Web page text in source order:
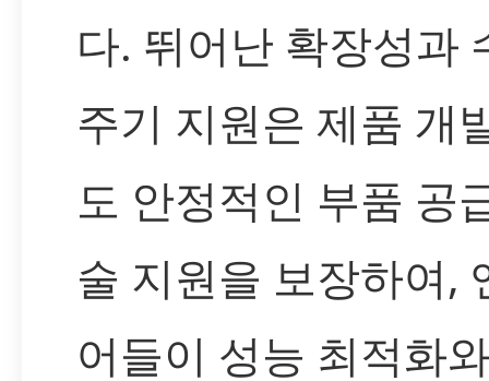
다. 뛰어난 확장성과
주기 지원은 제품 개
도 안정적인 부품 공
술 지원을 보장하여,
어들이 성능 최적화